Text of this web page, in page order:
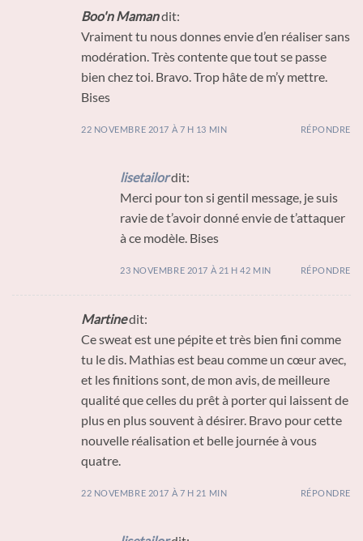
Boo'n Mamandit:
Vraiment tu nous donnes envie d’en réaliser sans
modération. Très contente que tout se passe
bien chez toi. Bravo. Trop hâte de m’y mettre.
Bises
22 NOVEMBRE 2017 À 7 H 13 MIN RÉPONDRE
lisetailordit:
Merci pour ton si gentil message, je suis
ravie de t’avoir donné envie de t’attaquer
à ce modèle. Bises
23 NOVEMBRE 2017 À 21 H 42 MIN RÉPONDRE
Martinedit:
Ce sweat est une pépite et très bien fini comme
tu le dis. Mathias est beau comme un cœur avec,
et les finitions sont, de mon avis, de meilleure
qualité que celles du prêt à porter qui laissent de
plus en plus souvent à désirer. Bravo pour cette
nouvelle réalisation et belle journée à vous
quatre.
22 NOVEMBRE 2017 À 7 H 21 MIN RÉPONDRE